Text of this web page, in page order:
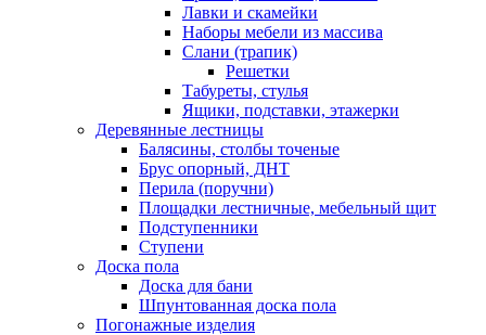
Лавки и скамейки
Наборы мебели из массива
Слани (трапик)
Решетки
Табуреты, стулья
Ящики, подставки, этажерки
Деревянные лестницы
Балясины, столбы точеные
Брус опорный, ДНТ
Перила (поручни)
Площадки лестничные, мебельный щит
Подступенники
Ступени
Доска пола
Доска для бани
Шпунтованная доска пола
Погонажные изделия